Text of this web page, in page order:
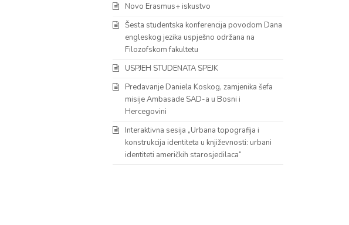
Novo Erasmus+ iskustvo
Šesta studentska konferencija povodom Dana
engleskog jezika uspješno održana na
Filozofskom fakultetu
USPJEH STUDENATA SPEJK
Predavanje Daniela Koskog, zamjenika šefa
misije Ambasade SAD-a u Bosni i
Hercegovini
Interaktivna sesija „Urbana topografija i
konstrukcija identiteta u književnosti: urbani
identiteti američkih starosjedilaca“